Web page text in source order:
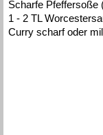
Scharfe Pfeffersoße
1 - 2 TL
Curry scharf oder